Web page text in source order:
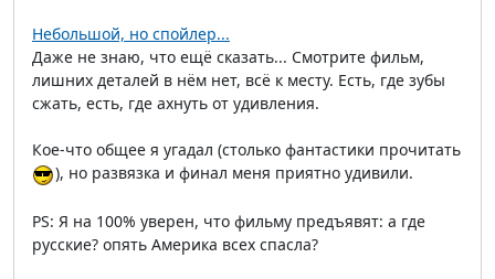
Небольшой, но спойлер...
Даже не знаю, что ещё сказать... Смотрите фильм,
лишних деталей в нём нет, всё к месту. Есть, где зубы
сжать, есть, где ахнуть от удивления.
Кое-что общее я угадал (столько фантастики прочитать
), но развязка и финал меня приятно удивили.
PS: Я на 100% уверен, что фильму предъявят: а где
русские? опять Америка всех спасла?